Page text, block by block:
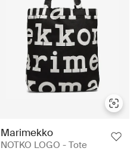
Marimekko
NOTKO LOGO - Tote